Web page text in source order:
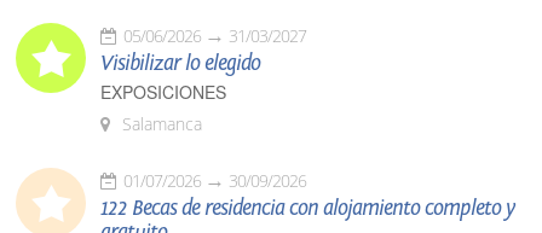
05/06/2026 31/03/2027
Visibilizar lo elegido
EXPOSICIONES
Salamanca
01/07/2026 30/09/2026
122 Becas de residencia con alojamiento completo y